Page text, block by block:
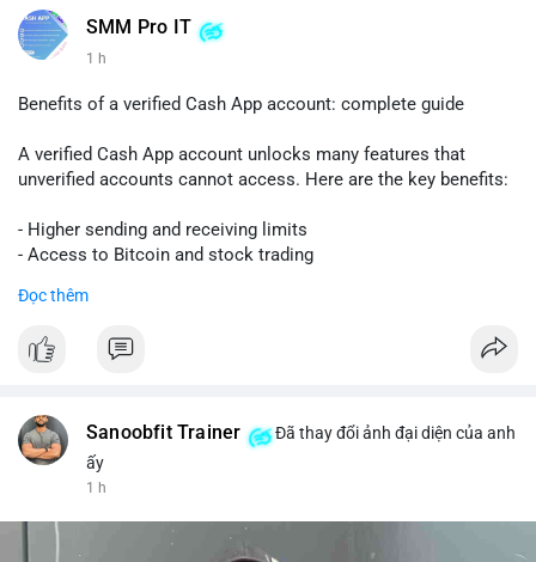
SMM Pro IT
1 h
Benefits of a verified Cash App account: complete guide
A verified Cash App account unlocks many features that
unverified accounts cannot access. Here are the key benefits:
- Higher sending and receiving limits
- Access to Bitcoin and stock trading
- Ability to link a bank account or card
To get verified, you need to provide your full name, date of
Verification also helps protect you from fraud and ensures
your funds are safe. If you want to use Cash App for business
Follow this guide to fully enjoy the benefits of a verified Cash
Đọc thêm
Sanoobfit Trainer
Đã thay đổi ảnh đại diện của anh
ấy
1 h